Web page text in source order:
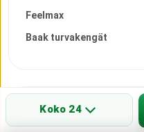
Koko 24
Feelmax
Baak turvakengät
Infoa